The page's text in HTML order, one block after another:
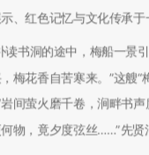
、红色记忆与文化传承
读书洞的途中，梅船一景
梅花香自苦寒来。”这艘
间萤火磨千卷，涧畔书
物，竟夕度弦丝……”先贤